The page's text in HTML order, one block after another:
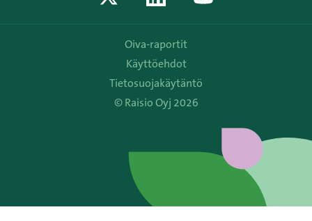
Oiva-raportit
Käyttöehdot
Tietosuojakäytäntö
© Raisio Oyj 2026